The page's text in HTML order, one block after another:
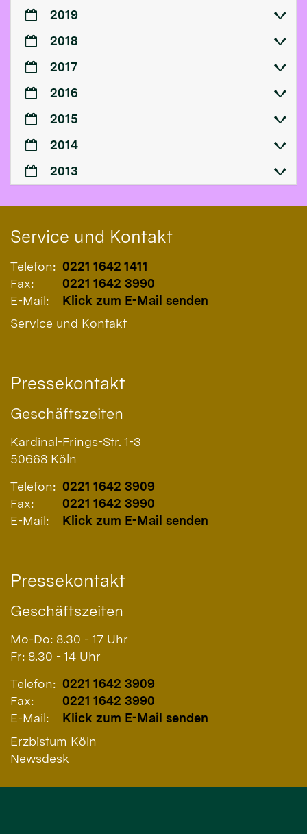
2019
2018
2017
2016
2015
2014
2013
Service und Kontakt
Telefon: 0221 1642 1411
Fax:
0221 1642 3990
E-Mail:
Klick zum E-Mail senden
Service und Kontakt
Pressekontakt
Geschäftszeiten
Kardinal-Frings-Str. 1-3
50668 Köln
Telefon: 0221 1642 3909
Fax:
0221 1642 3990
E-Mail:
Klick zum E-Mail senden
Pressekontakt
Geschäftszeiten
Mo-Do: 8.30 - 17 Uhr
Fr: 8.30 - 14 Uhr
Telefon: 0221 1642 3909
Fax:
0221 1642 3990
E-Mail:
Klick zum E-Mail senden
Erzbistum Köln
Newsdesk